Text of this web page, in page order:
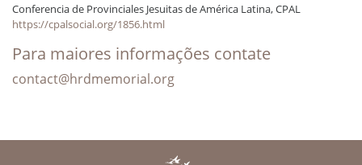
Conferencia de Provinciales Jesuitas de América Latina, CPAL
https://cpalsocial.org/1856.html
Para maiores informações contate
contact@hrdmemorial.org